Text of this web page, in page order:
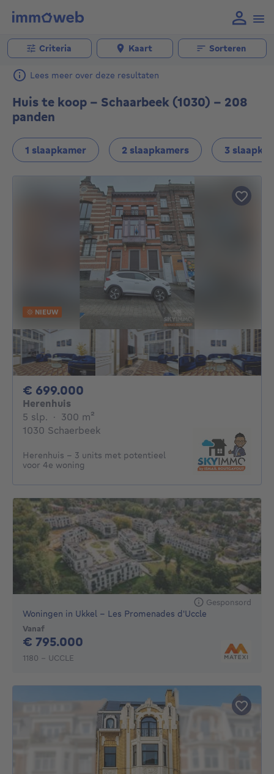
Criteria Kaart Sorteren
Lees meer over deze resultaten
Huis te koop - Schaarbeek (1030) - 208
panden
1 slaapkamer 2 slaapkamers 3
NIEUW
€ 699.000
Herenhuis
5 slp. 5 slaapkamers
· 300 m²
1030 Schaerbeek
Herenhuis – 3 units met potentieel
voor 4e woning
Gesponsord
Woningen in Ukkel - Les Promenades d'Uccle
Vanaf
€ 795.000
1180 - UCCLE